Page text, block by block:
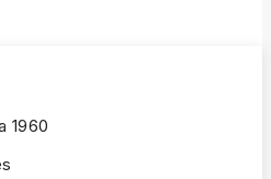
1960